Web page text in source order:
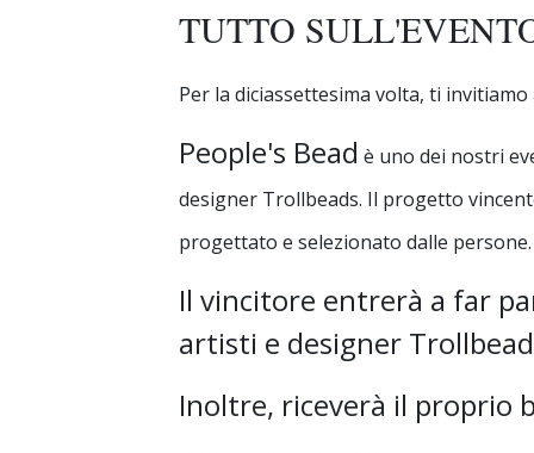
TUTTO
Per la diciassettesima volta, ti
People's Bead è uno dei nostri
designer Trollbeads. Il progetto
progettato e selezionato dalle persone.
Il vincitore entrerà a far
artisti e designer
Inoltre, riceverà il proprio